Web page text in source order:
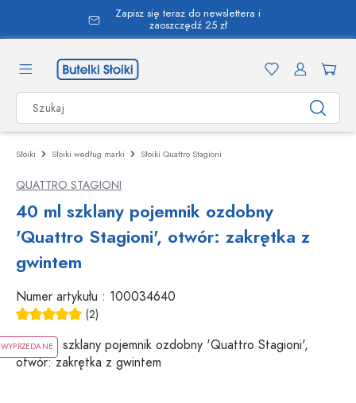
zawartości
Zapisz się teraz do newslettera i
zaoszczędź 25 zł
Słoiki Słoiki według marki Słoiki Quattro Stagioni
QUATTRO STAGIONI
40 ml szklany pojemnik ozdobny
'Quattro Stagioni', otwór: zakrętka z
gwintem
Numer artykułu : 100034640
(2)
WYPRZEDANE